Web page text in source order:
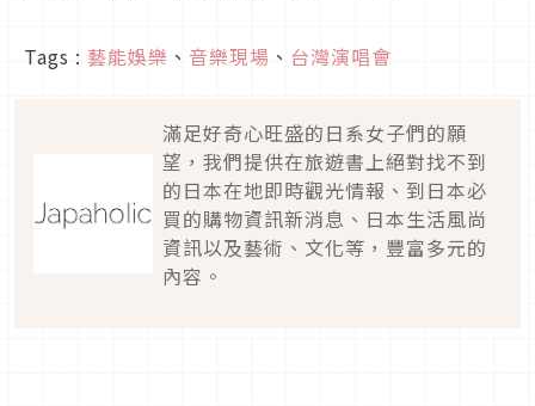
Tags : 藝能娛樂 、 音樂現場 、 台灣演唱會
滿足好奇心旺盛的日系女子們的願
望，我們提供在旅遊書上絕對找不到
的日本在地即時觀光情報、到日本必
買的購物資訊新消息、日本生活風尚
資訊以及藝術、文化等，豐富多元的
內容。